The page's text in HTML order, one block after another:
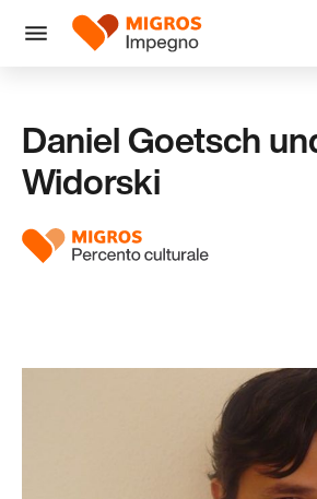
navigazione
Intestazione
Menu
Logo
Daniel Goetsch
Widorski